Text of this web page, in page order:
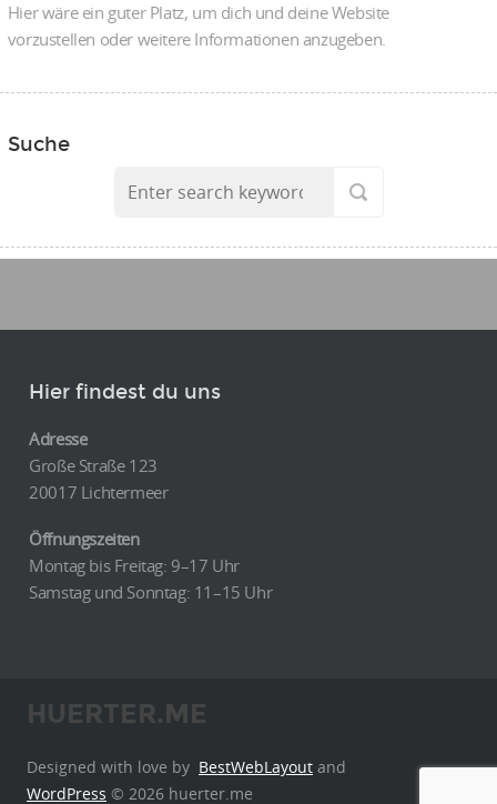
Hier wäre ein guter Platz, um dich und deine Website
vorzustellen oder weitere Informationen anzugeben.
Suche
Hier findest du uns
Adresse
Große Straße 123
20017 Lichtermeer
Öffnungszeiten
Montag bis Freitag: 9–17 Uhr
Samstag und Sonntag: 11–15 Uhr
HUERTER.ME
Designed with love by BestWebLayout and
WordPress © 2026 huerter.me